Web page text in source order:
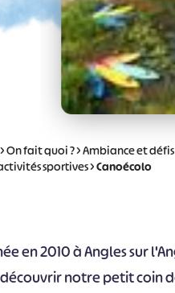
>On fait quoi ?>Ambiance et
sportives>Canoécolo
en 2010 à Angles sur
notre petit coin